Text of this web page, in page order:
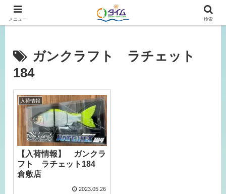
広島、岡山の釣り情報はタイムにおまかせ！
ガンクラフト ラチェット
184
入荷情報
【入荷情報】 ガンクラ
フト ラチェット184
倉敷店
2023.05.26
メニュー 検索